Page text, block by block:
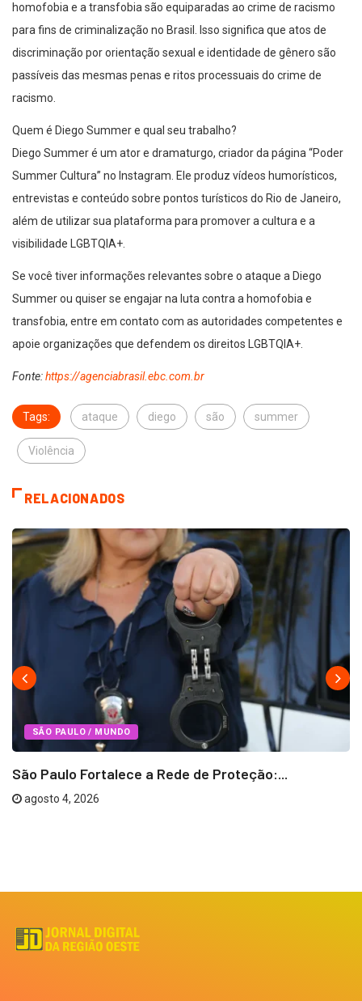
homofobia e a transfobia são equiparadas ao crime de racismo
para fins de criminalização no Brasil. Isso significa que atos de
discriminação por orientação sexual e identidade de gênero são
passíveis das mesmas penas e ritos processuais do crime de
racismo.
Quem é Diego Summer e qual seu trabalho?
Diego Summer é um ator e dramaturgo, criador da página “Poder
Summer Cultura” no Instagram. Ele produz vídeos humorísticos,
entrevistas e conteúdo sobre pontos turísticos do Rio de Janeiro,
além de utilizar sua plataforma para promover a cultura e a
visibilidade LGBTQIA+.
Se você tiver informações relevantes sobre o ataque a Diego
Summer ou quiser se engajar na luta contra a homofobia e
transfobia, entre em contato com as autoridades competentes e
apoie organizações que defendem os direitos LGBTQIA+.
Fonte:https://agenciabrasil.ebc.com.br
Tags: ataque diego são summer
Violência
RELACIONADOS
SÃO PAULO / MUNDO
São Paulo Fortalece a Rede de Proteção:...
agosto 4, 2026